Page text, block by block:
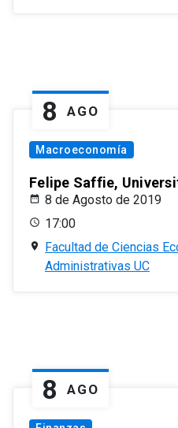
8 AGO
Macroeconomía
Felipe Saffie,
8 de Agosto de 2019
17:00
Facultad de Ciencias
Administrativas UC
8 AGO